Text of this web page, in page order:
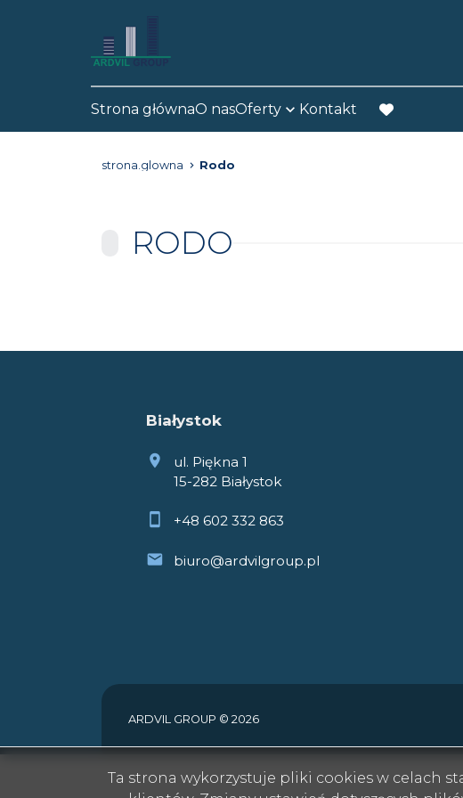
Strona głównaO nasOferty Kontakt
favorite
strona.glowna Rodo
RODO
Białystok
ul. Piękna 1
15-282 Białystok
+48 602 332 863
biuro@ardvilgroup.pl
ARDVIL GROUP © 2026
Ta strona wykorzystuje pliki cookies w celach